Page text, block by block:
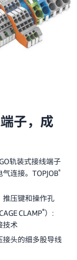
子，成
轨装式接线端子
连接。TOPJOB®
推压键和操作孔
CLAMP®）:
技术
头的细多股导线